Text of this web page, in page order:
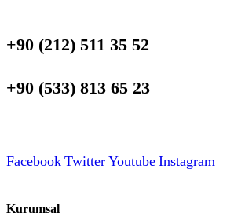
+90 (212) 511 35 52
+90 (533) 813 65 23
Facebook Twitter Youtube Instagram
Kurumsal